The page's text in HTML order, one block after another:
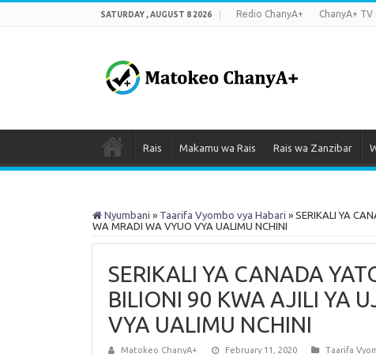
SATURDAY , AUGUST 8 2026 Redio ChanyA+ ChanyA+ TV
Rais Makamu wa Rais Rais wa Zanzibar
Nyumbani » Taarifa Vyombo vya Habari » SERIKALI YA
WA MRADI WA VYUO VYA UALIMU NCHINI
SERIKALI YA CANADA
BILIONI 90 KWA AJILI YA
VYA UALIMU NCHINI
Matokeo ChanyA+ February 11, 2020 Taarifa